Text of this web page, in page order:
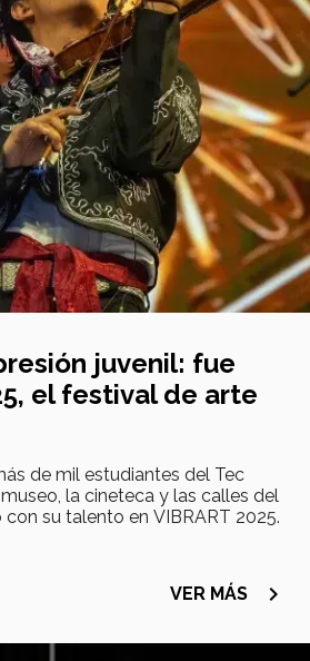
juvenil: fue
el festival de arte
de mil estudiantes del Tec
la cineteca y las calles del
su talento en VIBRART 2025.
VER MÁS navigate_next